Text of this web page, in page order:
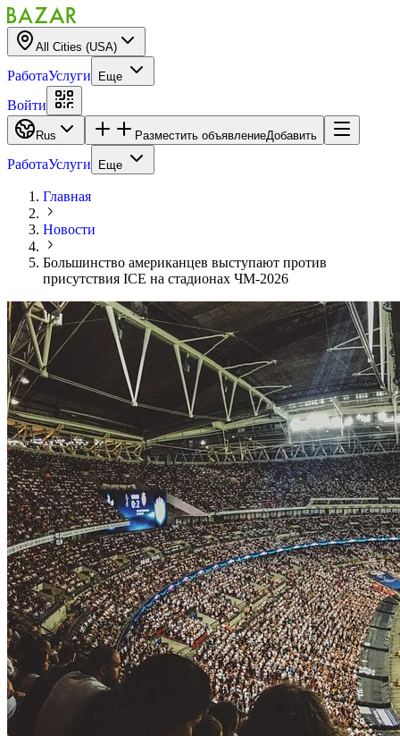
All Cities (USA)
РаботаУслуги Еще
Войти
Rus Разместить объявлениеДобавить
РаботаУслуги Еще
Главная
Новости
Большинство американцев выступают против
присутствия ICE на стадионах ЧМ-2026